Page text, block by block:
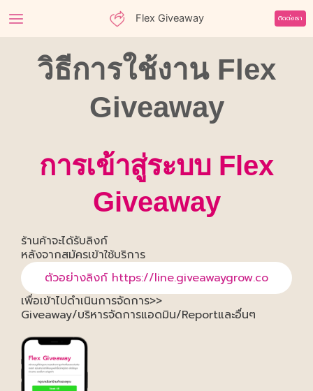
Flex Giveaway ติดต่อเรา
วิธีการใช้งาน Flex
Giveaway
การเข้าสู่ระบบ Flex
Giveaway
ร้านค้าจะได้รับลิงก์
หลังจากสมัครเข้าใช้บริการ
ตัวอย่างลิงก์ https://line.giveawaygrow.co
เพื่อเข้าไปดำเนินการจัดการ>>
Giveaway/บริหารจัดการแอดมิน/Reportและอื่นๆ